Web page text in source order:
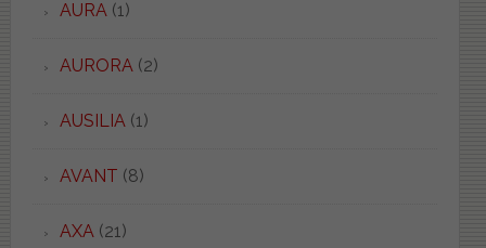
AURA(1)
AURORA(2)
AUSILIA(1)
AVANT (8)
AXA(21)